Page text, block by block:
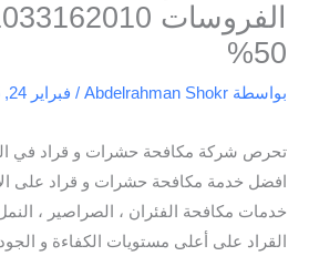
50%
بواسطة Abdelrahman Shokr
/ فبراير 24, 2025
تحرص شركة مكافحة حشرات و قراد في
افضل خدمة مكافحة حشرات و قراد على
خدمات مكافحة الفئران ، الصراصير ،
القراد على أعلى مستويات الكفاءة و